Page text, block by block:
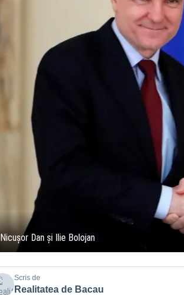
Nicușor Dan și Ilie Bolojan
Scris de
Realitatea de Bacau